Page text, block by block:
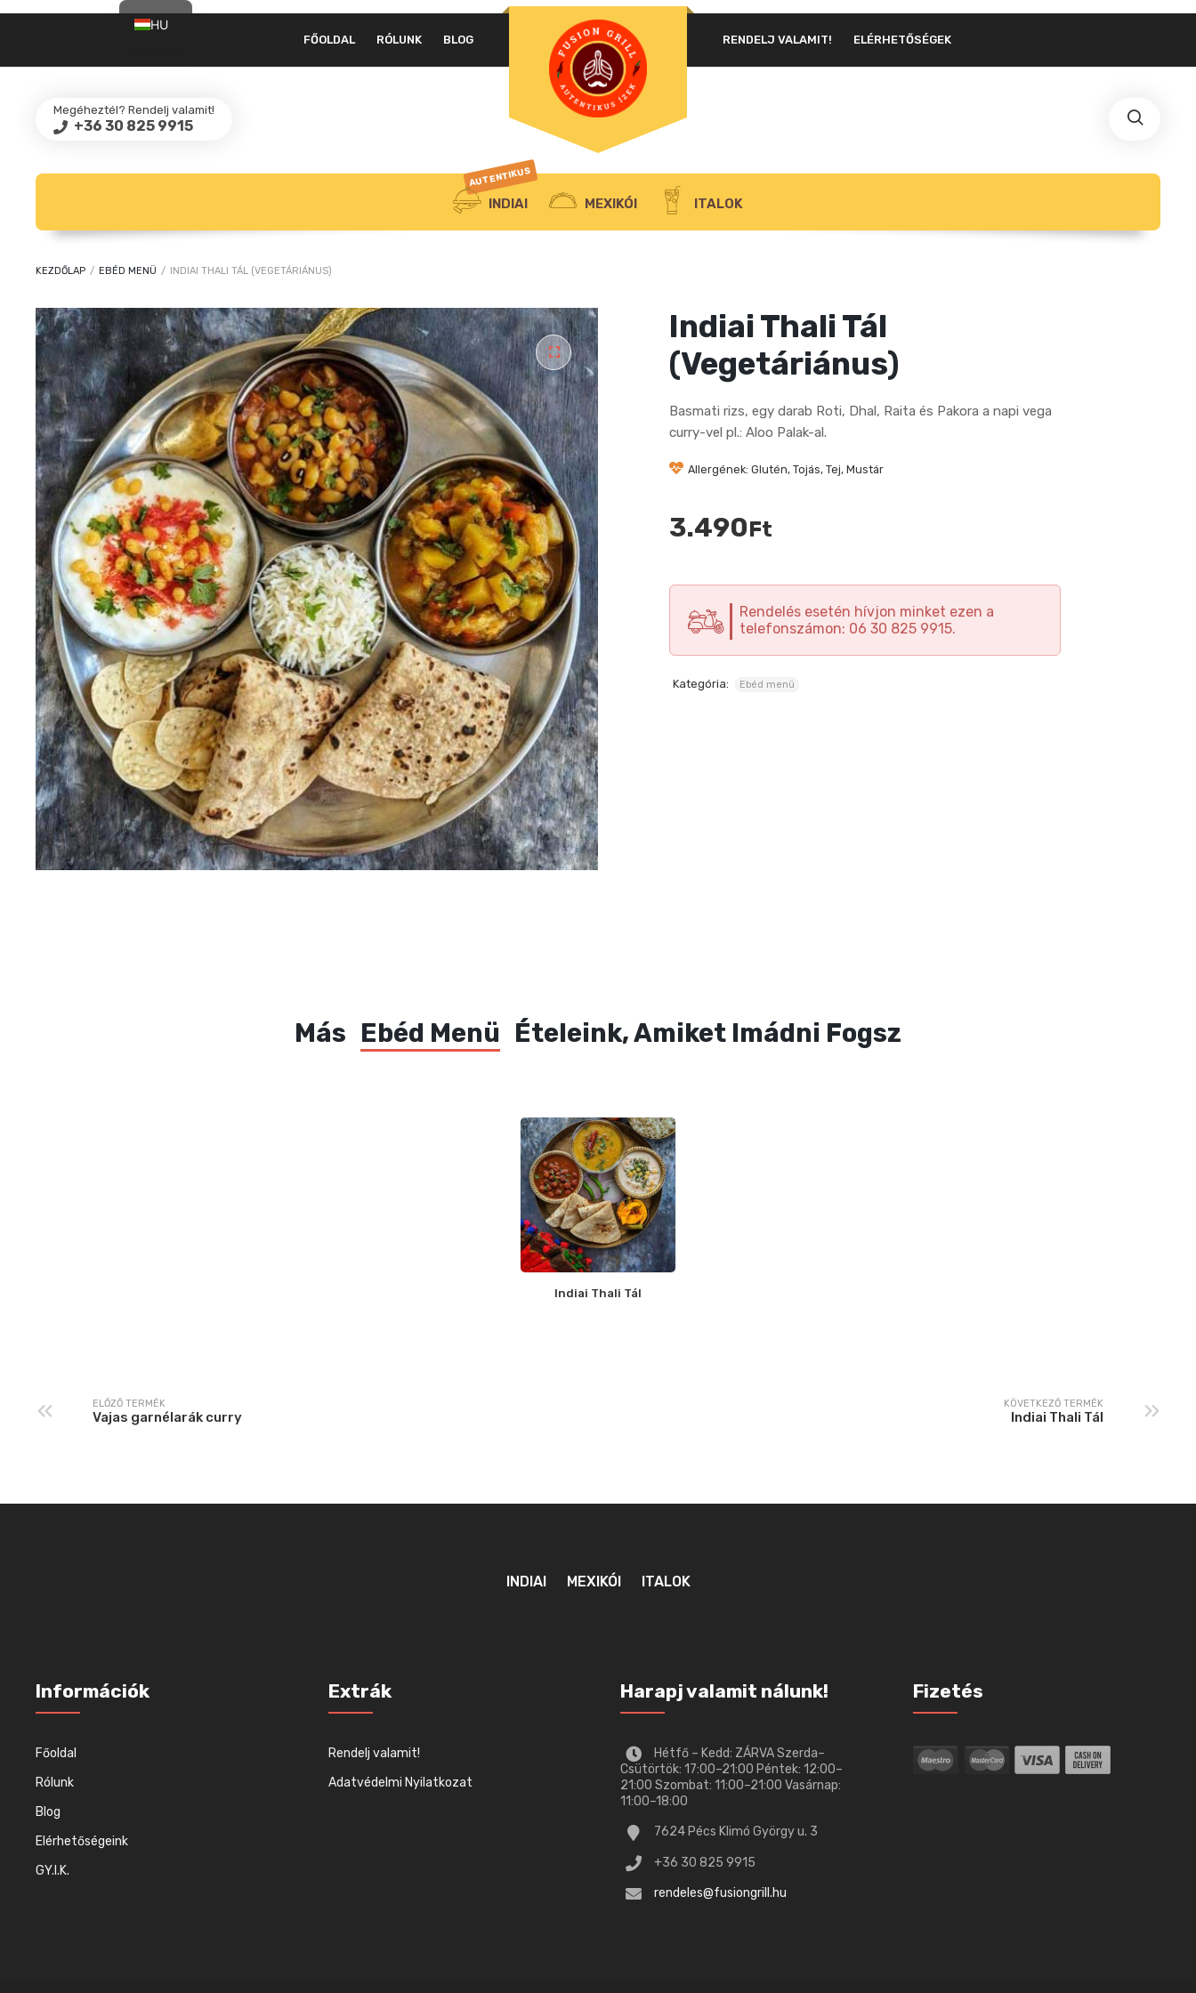
RENDELJ VALAMIT! ELÉRHETŐSÉGEK
FŐOLDAL RÓLUNK BLOG
Megéheztél? Rendelj valamit!
+36 30 825 9915
INDIAI
AUTENTIKUS
MEXIKÓI ITALOK
KEZDŐLAP / EBÉD MENÜ / INDIAI THALI TÁL (VEGETÁRIÁNUS)
Indiai Thali Tál
(Vegetáriánus)
Basmati rizs, egy darab Roti, Dhal, Raita és Pakora a napi vega
curry-vel pl.: Aloo Palak-al.
Allergének: Glutén, Tojás, Tej, Mustár
3.490Ft
Rendelés esetén hívjon minket ezen a
telefonszámon: 06 30 825 9915.
Kategória: Ebéd menü
Más Ebéd Menü Ételeink, Amiket Imádni Fogsz
Indiai Thali Tál
ELŐZŐ TERMÉK
Vajas garnélarák curry
KÖVETKEZŐ TERMÉK
Indiai Thali Tál
INDIAI MEXIKÓI ITALOK
Információk
Főoldal
Rólunk
Blog
Elérhetőségeink
GY.I.K.
Extrák
Rendelj valamit!
Adatvédelmi Nyilatkozat
Harapj valamit nálunk!
Hétfő – Kedd: ZÁRVA Szerda–
Csütörtök: 17:00–21:00 Péntek: 12:00–
21:00 Szombat: 11:00–21:00 Vasárnap:
11:00–18:00
7624 Pécs Klimó György u. 3
+36 30 825 9915
rendeles@fusiongrill.hu
Fizetés
HU